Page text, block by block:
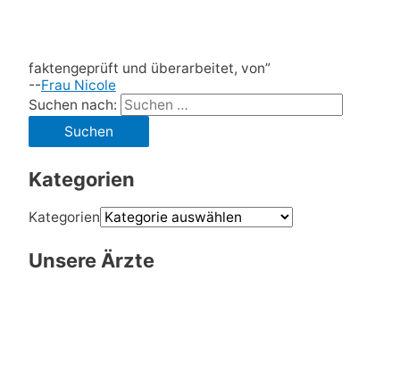
faktengeprüft und überarbeitet, von”
--Frau Nicole
Suchen nach:
Kategorien
Kategorien
Unsere Ärzte